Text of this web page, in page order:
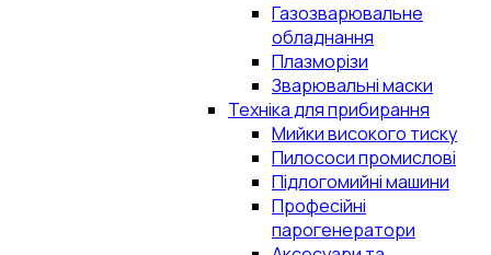
Газозварювальне
обладнання
Плазморізи
Зварювальні маски
Техніка для прибирання
Мийки високого тиску
Пилососи промислові
Підлогомийні машини
Професійні
парогенератори